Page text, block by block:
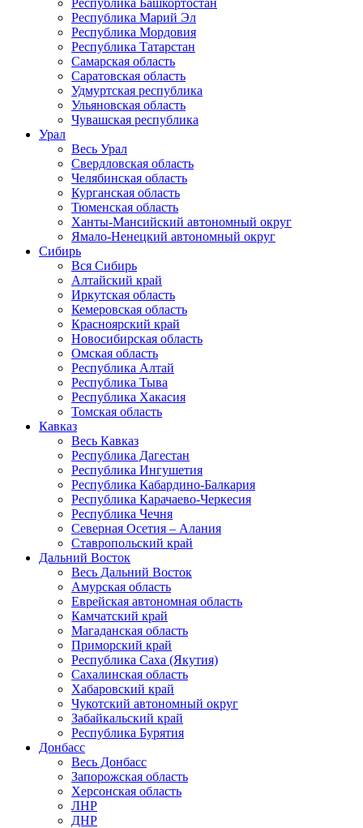
Республика Башкортостан
Республика Марий Эл
Республика Мордовия
Республика Татарстан
Самарская область
Саратовская область
Удмуртская республика
Ульяновская область
Чувашская республика
Урал
Весь Урал
Свердловская область
Челябинская область
Курганская область
Тюменская область
Ханты-Мансийский автономный округ
Ямало-Ненецкий автономный округ
Сибирь
Вся Сибирь
Алтайский край
Иркутская область
Кемеровская область
Красноярский край
Новосибирская область
Омская область
Республика Алтай
Республика Тыва
Республика Хакасия
Томская область
Кавказ
Весь Кавказ
Республика Дагестан
Республика Ингушетия
Республика Кабардино-Балкария
Республика Карачаево-Черкесия
Республика Чечня
Северная Осетия – Алания
Ставропольский край
Дальний Восток
Весь Дальний Восток
Амурская область
Еврейская автономная область
Камчатский край
Магаданская область
Приморский край
Республика Саха (Якутия)
Сахалинская область
Хабаровский край
Чукотский автономный округ
Забайкальский край
Республика Бурятия
Донбасс
Весь Донбасс
Запорожская область
Херсонская область
ЛНР
ДНР